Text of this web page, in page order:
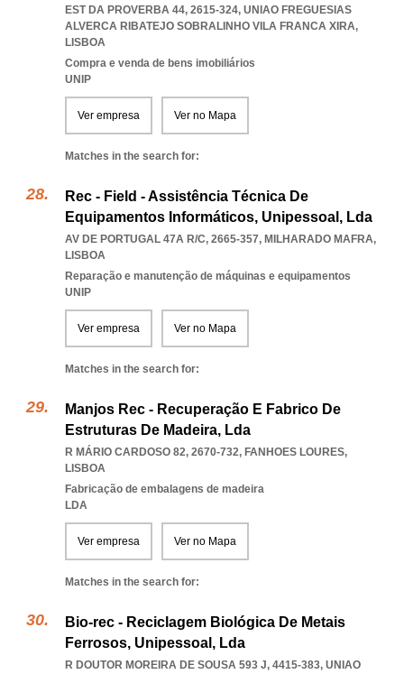
EST DA PROVERBA 44, 2615-324, UNIAO FREGUESIAS
ALVERCA RIBATEJO SOBRALINHO VILA FRANCA XIRA,
LISBOA
Compra e venda de bens imobiliários
UNIP
Ver empresa Ver no Mapa
Matches in the search for:
Rec - Field - Assistência Técnica De
Equipamentos Informáticos, Unipessoal, Lda
AV DE PORTUGAL 47A R/C, 2665-357, MILHARADO MAFRA,
LISBOA
Reparação e manutenção de máquinas e equipamentos
UNIP
Ver empresa Ver no Mapa
Matches in the search for:
Manjos Rec - Recuperação E Fabrico De
Estruturas De Madeira, Lda
R MÁRIO CARDOSO 82, 2670-732, FANHOES LOURES,
LISBOA
Fabricação de embalagens de madeira
LDA
Ver empresa Ver no Mapa
Matches in the search for:
Bio-rec - Reciclagem Biológica De Metais
Ferrosos, Unipessoal, Lda
R DOUTOR MOREIRA DE SOUSA 593 J, 4415-383, UNIAO